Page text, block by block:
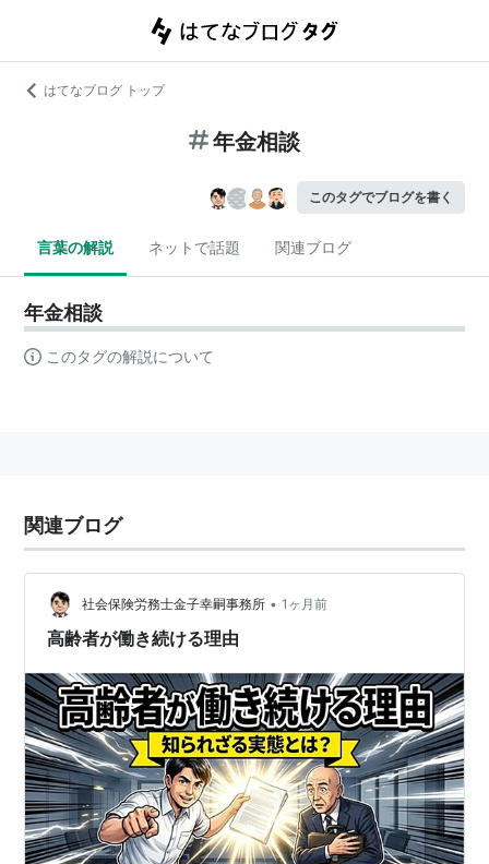
はてなブログ トップ
年金相談
このタグでブログを書く
言葉の解説 ネットで話題 関連ブログ
年金相談
このタグの解説について
関連ブログ
社会保険労務士金子幸嗣事務所 • 1ヶ月前
高齢者が働き続ける理由